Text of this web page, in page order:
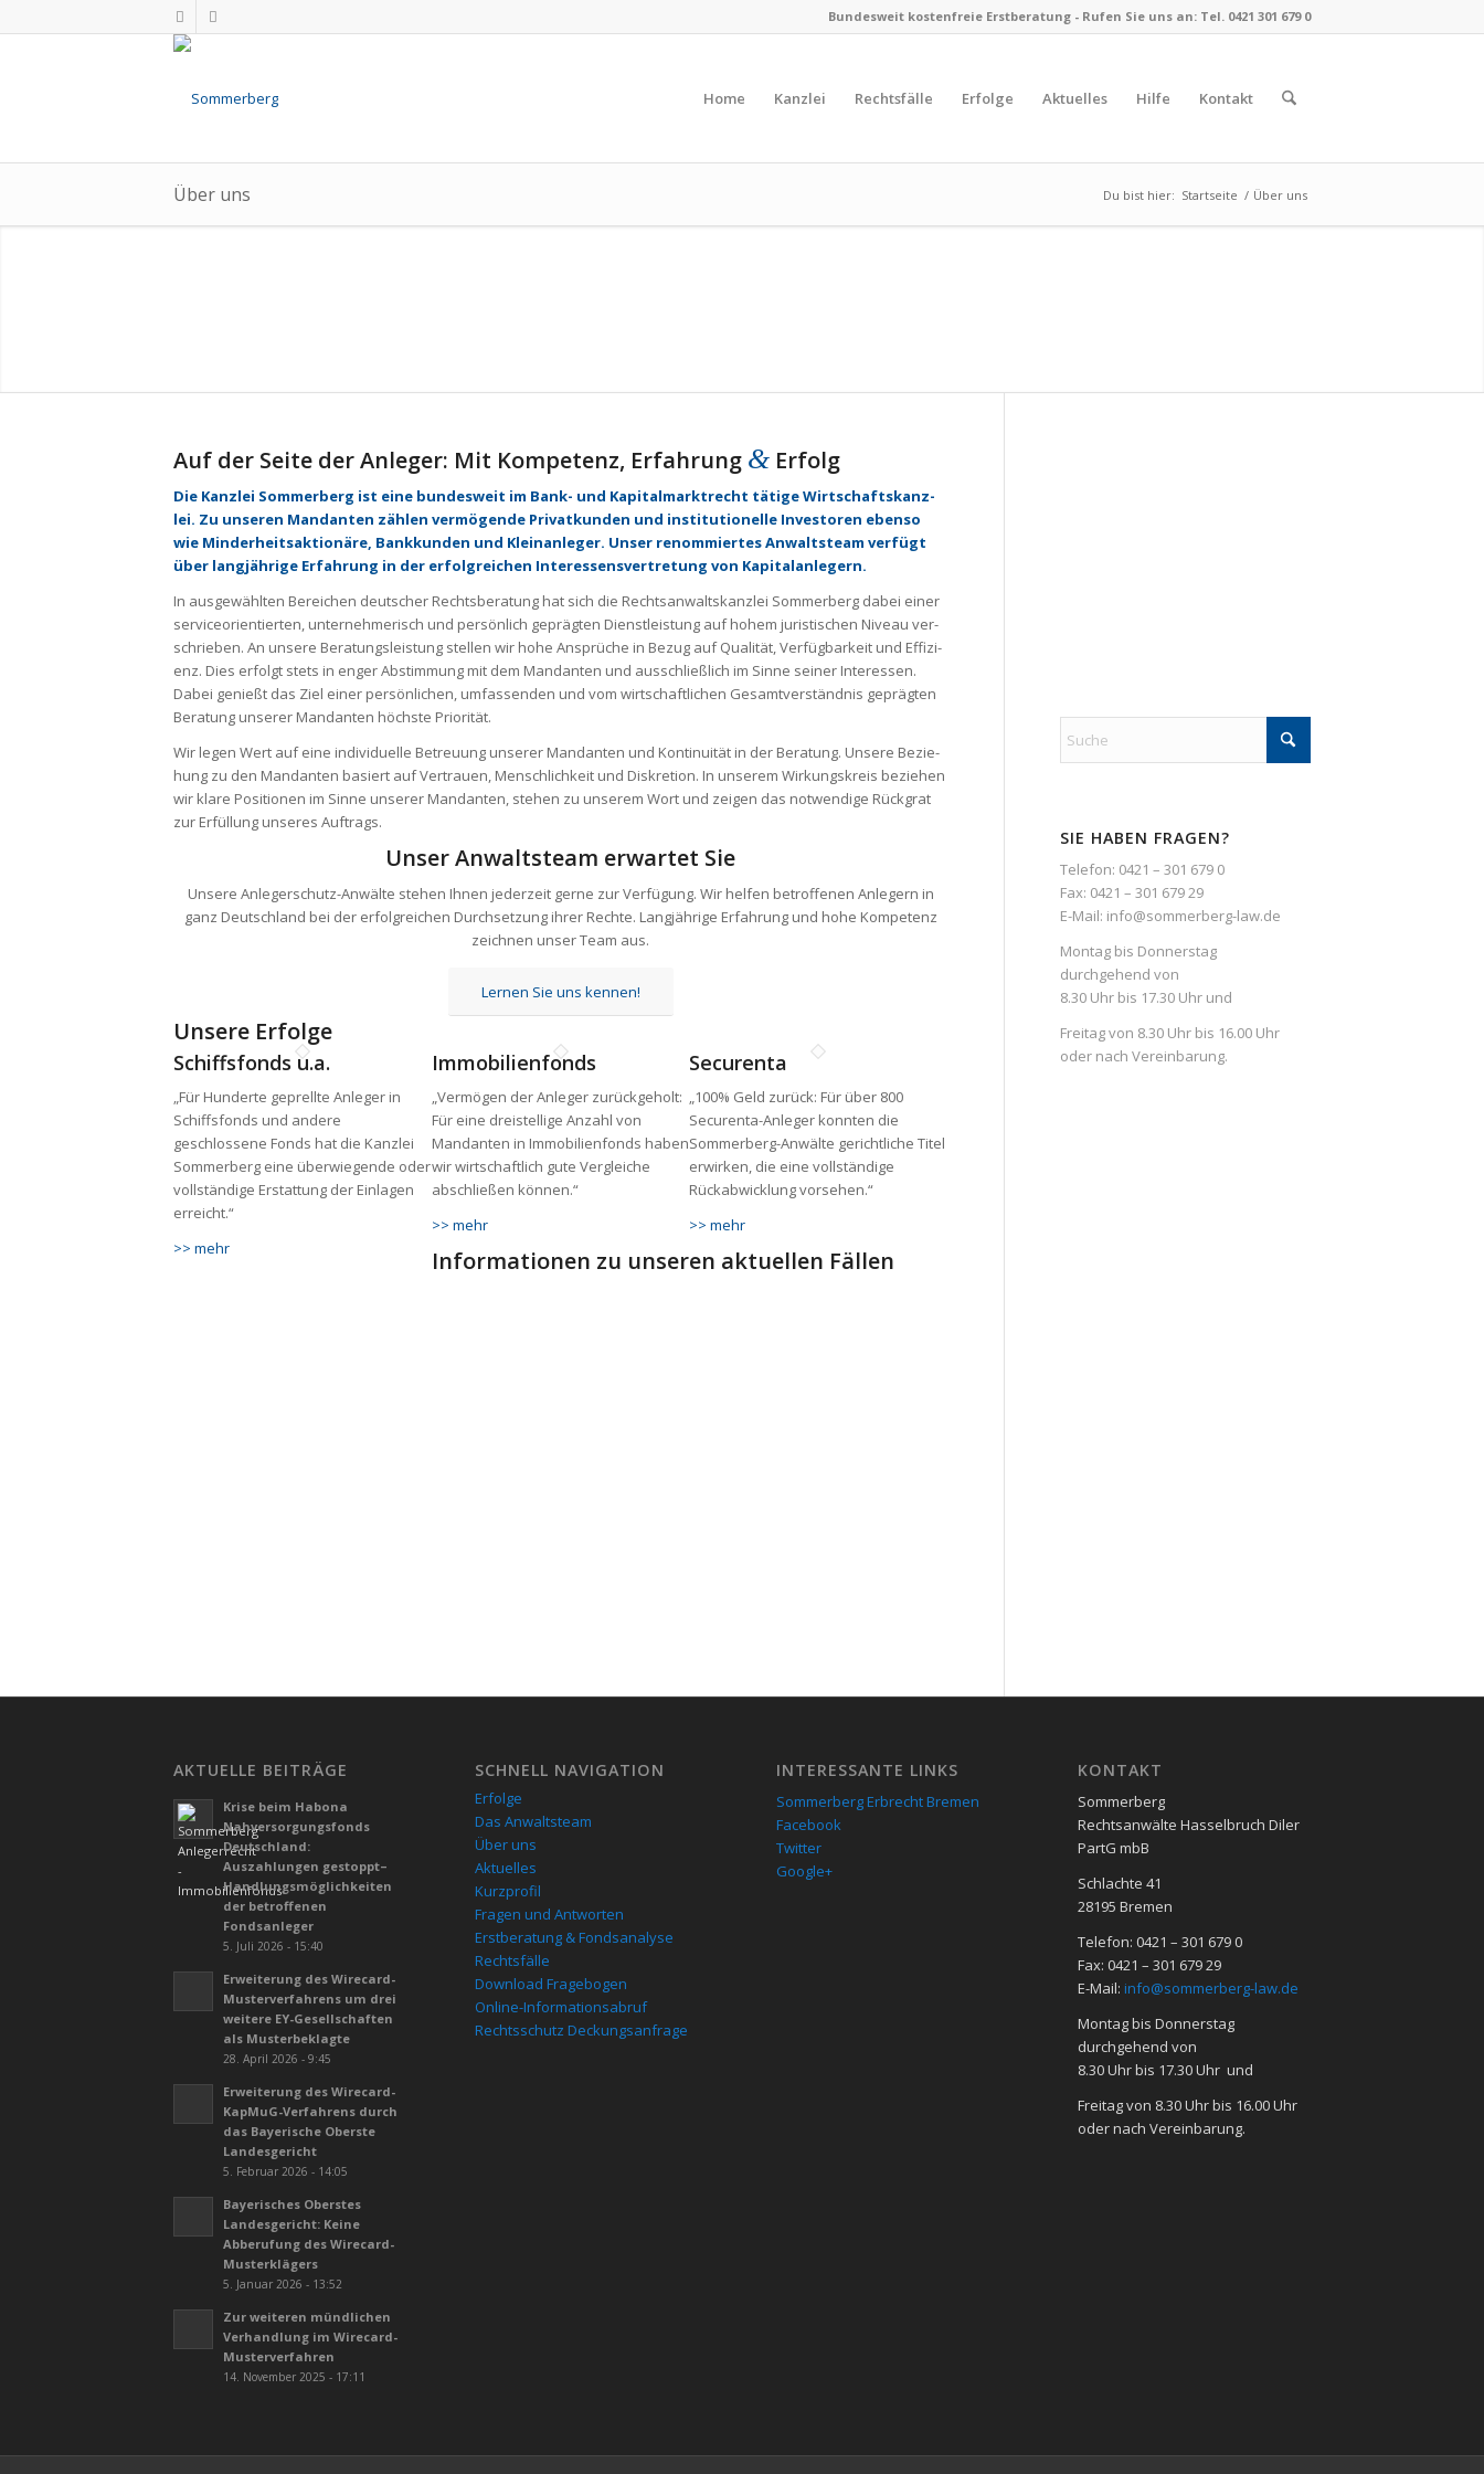
Bundesweit kostenfreie Erstberatung - Rufen Sie uns an: Tel. 0421 301 679 0
Home Kanzlei Rechtsfälle Erfolge Aktuelles Hilfe Kontakt
Über uns Du bist hier: Startseite / Über uns
Auf der Seite der Anleger: Mit Kompetenz, Erfahrung & Erfolg
Die Kanzlei Som­mer­berg ist eine bun­des­weit im Bank- und Kapi­tal­markt­recht tätige Wirt­schafts­kanz­
lei. Zu unse­ren Man­dan­ten zäh­len ver­mö­gende Pri­vat­kun­den und insti­tu­tio­nelle Inves­to­ren ebenso
wie Min­der­heits­ak­tio­näre, Bank­kun­den und Klein­an­le­ger. Unser renom­mier­tes Anwalts­team ver­fügt
über lang­jäh­rige Erfah­rung in der erfolg­rei­chen Inter­es­sens­ver­tre­tung von Kapi­tal­an­le­gern.
In aus­ge­wähl­ten Berei­chen deut­scher Rechts­be­ra­tung hat sich die Rechts­an­walts­kanz­lei Som­mer­berg dabei einer
ser­vice­o­ri­en­tier­ten, unter­neh­me­risch und per­sön­lich gepräg­ten Dienst­leis­tung auf hohem juris­ti­schen Niveau ver­
schrie­ben. An unsere Bera­tungs­leis­tung stel­len wir hohe Ansprü­che in Bezug auf Qua­li­tät, Ver­füg­bar­keit und Effi­zi­
enz. Dies erfolgt stets in enger Abstim­mung mit dem Man­dan­ten und aus­schließ­lich im Sinne sei­ner Inter­es­sen.
Dabei genießt das Ziel einer per­sön­li­chen, umfas­sen­den und vom wirt­schaft­li­chen Gesamt­ver­ständ­nis gepräg­ten
Bera­tung unse­rer Man­dan­ten höchste Prio­ri­tät.
Wir legen Wert auf eine indi­vi­du­elle Betreu­ung unse­rer Man­dan­ten und Kon­ti­nui­tät in der Bera­tung. Unsere Bezie­
hung zu den Man­dan­ten basiert auf Ver­trauen, Mensch­lich­keit und Dis­kre­tion. In unse­rem Wir­kungs­kreis bezie­hen
wir klare Posi­tio­nen im Sinne unse­rer Man­dan­ten, ste­hen zu unse­rem Wort und zei­gen das not­wen­dige Rück­grat
zur Erfül­lung unse­res Auf­trags.
Unser Anwaltsteam erwartet Sie
Unsere Anlegerschutz-Anwälte stehen Ihnen jederzeit gerne zur Verfügung. Wir helfen betroffenen Anlegern in
ganz Deutschland bei der erfolgreichen Durchsetzung ihrer Rechte. Langjährige Erfahrung und hohe Kompetenz
zeichnen unser Team aus.
Lernen Sie uns kennen!
Unsere Erfolge
Schiffsfonds u.a.
„Für Hunderte geprellte Anleger in
Schiffsfonds und andere
geschlossene Fonds hat die Kanzlei
Sommerberg eine überwiegende oder
vollständige Erstattung der Einlagen
erreicht.“
>> mehr
Immobilienfonds
„Vermögen der Anleger zurückgeholt:
Für eine dreistellige Anzahl von
Mandanten in Immobilienfonds haben
wir wirtschaftlich gute Vergleiche
abschließen können.“
>> mehr
Securenta
„100% Geld zurück: Für über 800
Securenta-Anleger konnten die
Sommerberg-Anwälte gerichtliche Titel
erwirken, die eine vollständige
Rückabwicklung vorsehen.“
>> mehr
Informationen zu unseren aktuellen Fällen
SIE HABEN FRAGEN?
Telefon: 0421 – 301 679 0
Fax: 0421 – 301 679 29
E-Mail: info@sommerberg-law.de
Mon­tag bis Donnerstag
durch­ge­hend von
8.30 Uhr bis 17.30 Uhr und
Freitag von 8.30 Uhr bis 16.00 Uhr
oder nach Vereinbarung.
AKTUELLE BEITRÄGE
Krise beim Habona
Nahversorgungsfonds
Deutschland:
Auszahlungen gestoppt–
Handlungsmöglichkeiten
der betroffenen
Fondsanleger
5. Juli 2026 - 15:40
Erweiterung des Wirecard-
Musterverfahrens um drei
weitere EY-Gesellschaften
als Musterbeklagte
28. April 2026 - 9:45
Erweiterung des Wirecard-
KapMuG-Verfahrens durch
das Bayerische Oberste
Landesgericht
5. Februar 2026 - 14:05
Bayerisches Oberstes
Landesgericht: Keine
Abberufung des Wirecard-
Musterklägers
5. Januar 2026 - 13:52
Zur weiteren mündlichen
Verhandlung im Wirecard-
Musterverfahren
14. November 2025 - 17:11
SCHNELL NAVIGATION
Erfolge
Das Anwaltsteam
Über uns
Aktuelles
Kurzprofil
Fragen und Antworten
Erstberatung & Fondsanalyse
Rechtsfälle
Download Fragebogen
Online-Informationsabruf
Rechtsschutz Deckungsanfrage
INTERESSANTE LINKS
Sommerberg Erbrecht Bremen
Facebook
Twitter
Google+
KON­TAKT
Sommerberg
Rechtsanwälte Hasselbruch Diler
PartG mbB
Schlachte 41
28195 Bre­men
Telefon: 0421 – 301 679 0
Fax: 0421 – 301 679 29
E-Mail: info@sommerberg-law.de
Mon­tag bis Don­ners­tag
durch­ge­hend von
8.30 Uhr bis 17.30 Uhr und
Frei­tag von 8.30 Uhr bis 16.00 Uhr
oder nach Ver­ein­ba­rung.